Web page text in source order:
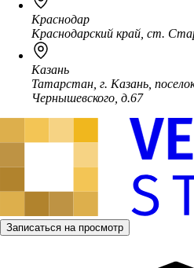
Краснодар
Краснодарский край, ст.
Казань
Татарстан, г. Казань,
Чернышевского, д.67
Записаться на просмотр